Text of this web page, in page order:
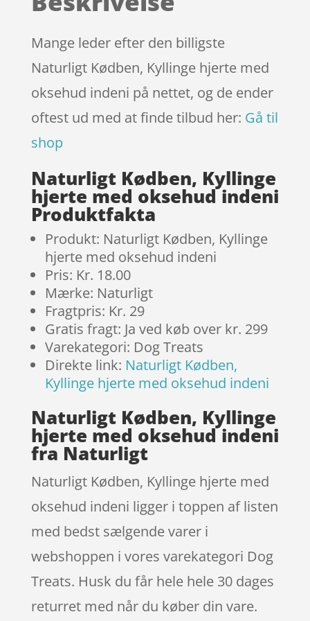
mmelser
Mange leder efter den billigste
Naturligt Kødben, Kyllinge hjerte med
oksehud indeni på nettet, og de ender
oftest ud med at finde tilbud her: Gå til
shop
Naturligt Kødben, Kyllinge
hjerte med oksehud indeni
Produktfakta
Produkt: Naturligt Kødben, Kyllinge
hjerte med oksehud indeni
Pris: Kr. 18.00
Mærke: Naturligt
Fragtpris: Kr. 29
Gratis fragt: Ja ved køb over kr. 299
Varekategori: Dog Treats
Direkte link: Naturligt Kødben,
Kyllinge hjerte med oksehud indeni
Naturligt Kødben, Kyllinge
hjerte med oksehud indeni
fra Naturligt
Naturligt Kødben, Kyllinge hjerte med
oksehud indeni ligger i toppen af listen
med bedst sælgende varer i
webshoppen i vores varekategori Dog
Treats. Husk du får hele hele 30 dages
returret med når du køber din vare.